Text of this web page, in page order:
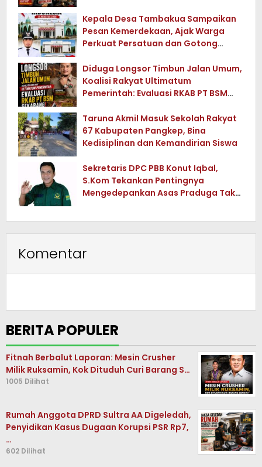
Kepala Desa Tambakua Sampaikan
Pesan Kemerdekaan, Ajak Warga
Perkuat Persatuan dan Gotong
Diduga Longsor Timbun Jalan Umum,
Koalisi Rakyat Ultimatum
Pemerintah: Evaluasi RKAB PT BSM
Taruna Akmil Masuk Sekolah Rakyat
67 Kabupaten Pangkep, Bina
Kedisiplinan dan Kemandirian Siswa
Sekretaris DPC PBB Konut Iqbal,
S.Kom Tekankan Pentingnya
Mengedepankan Asas Praduga Tak
Komentar
BERITA POPULER
Fitnah Berbalut Laporan: Mesin Crusher
Milik Ruksamin, Kok Dituduh Curi Barang S…
1005 Dilihat
Rumah Anggota DPRD Sultra AA Digeledah,
Penyidikan Kasus Dugaan Korupsi PSR Rp7,
…
602 Dilihat